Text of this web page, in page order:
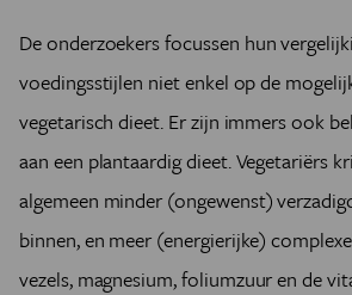
De onderzoekers focussen hun
voedingsstijlen niet enkel op de
vegetarisch dieet. Er zijn immers ook
aan een plantaardig dieet. Vegetariërs
algemeen minder (ongewenst)
binnen, en meer (energierijke)
vezels, magnesium, foliumzuur en de